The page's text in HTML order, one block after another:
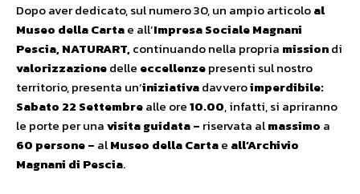
Dopo aver dedicato, sul numero 30, un ampio articoloal
Museo della Cartae all’Impresa Sociale Magnani
Pescia, NATURART,continuando nella propria missiondi
valorizzazionedelle eccellenzepresenti sul nostro
territorio, presenta un’iniziativadavveroimperdibile:
Sabato 22 Settembrealle ore10.00, infatti, si apriranno
le porte per unavisita guidata – riservata almassimo a
60 persone– alMuseo della Cartae all’Archivio
Magnani di Pescia.